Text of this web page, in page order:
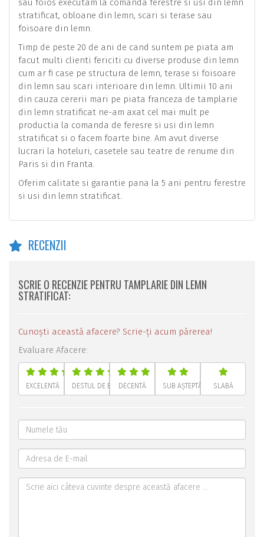
sau foios executam la comanda ferestre si usi din lemn
stratificat, obloane din lemn, scari si terase sau
foisoare din lemn.
Timp de peste 20 de ani de cand suntem pe piata am
facut multi clienti fericiti cu diverse produse din lemn
cum ar fi case pe structura de lemn, terase si foisoare
din lemn sau scari interioare din lemn. Ultimii 10 ani
din cauza cererii mari pe piata franceza de tamplarie
din lemn stratificat ne-am axat cel mai mult pe
productia la comanda de feresre si usi din lemn
stratificat si o facem foarte bine. Am avut diverse
lucrari la hoteluri, casetele sau teatre de renume din
Paris si din Franta.
Oferim calitate si garantie pana la 5 ani pentru ferestre
si usi din lemn stratificat.
RECENZII
SCRIE O RECENZIE PENTRU TAMPLARIE DIN LEMN
STRATIFICAT:
Cunoști această afacere? Scrie-ți acum părerea!
Evaluare Afacere:
EXCELENTĂ DESTUL DE BUNĂDECENTĂ SUB AȘTEPTĂRI SLABĂ